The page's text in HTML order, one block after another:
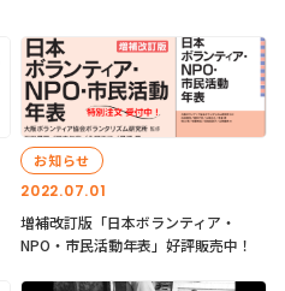
2022.07.01
お知らせ
増補改訂版「日本ボランティア・
NPO・市民活動年表」好評販売中！